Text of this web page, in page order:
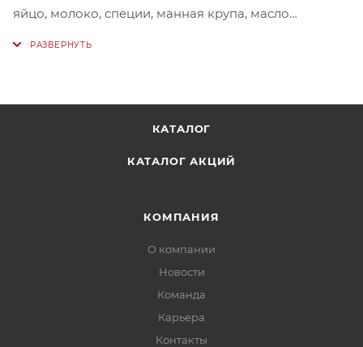
яйцо, молоко, специи, манная крупа, масло
Значительные изменения мы обязательно
согласовываем с Вами по телефону.
КАТАЛОГ
КАТАЛОГ АКЦИЙ
КОМПАНИЯ
О компании
Новости
Команда
Карьера
Контакты